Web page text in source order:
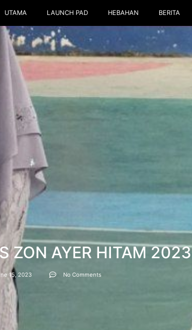
UTAMA LAUNCH PAD HEBAHAN BERITA
ZON AYER HITAM 2023
15, 2023 No Comments